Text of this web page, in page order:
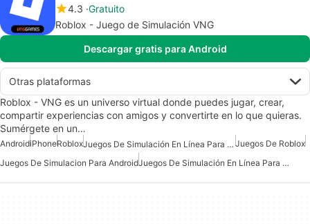
4.3 Gratuito
Roblox - Juego de Simulación VNG
Descargar gratis para Android
Otras plataformas
Roblox - VNG es un universo virtual donde puedes jugar, crear,
compartir experiencias con amigos y convertirte en lo que quieras.
Sumérgete en un…
AndroidiPhoneRoblox Juegos De Simulación En Línea Para Android Gratis Juegos De Roblox
Juegos De Simulacion Para Android
Juegos De Simulación En Línea Para Android